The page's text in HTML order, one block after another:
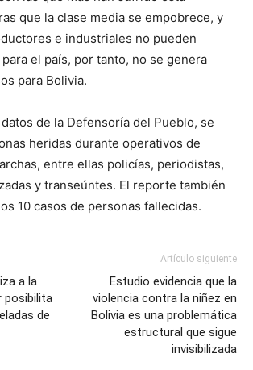
que la clase media se empobrece, y
e industriales no pueden
el país, por tanto, no se genera
para Bolivia.
de la Defensoría del Pueblo, se
heridas durante operativos de
entre ellas policías, periodistas,
y transeúntes. El reporte también
10 casos de personas fallecidas.
a la
posibilita
de
Artículo siguiente
Estudio evidencia que la
violencia contra la niñez en
Bolivia es una problemática
estructural que sigue
invisibilizada